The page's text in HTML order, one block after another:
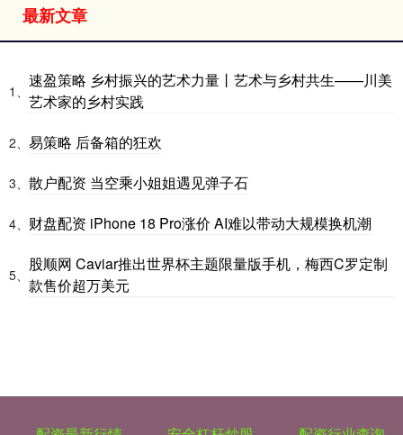
最新文章
1、
速盈策略 乡村振兴的艺术力量丨艺术与乡村共生——川美
艺术家的乡村实践
2、 易策略 后备箱的狂欢
3、 散户配资 当空乘小姐姐遇见弹子石
4、 财盘配资 iPhone 18 Pro涨价 AI难以带动大规模换机潮
5、
股顺网 Caviar推出世界杯主题限量版手机，梅西C罗定制
款售价超万美元